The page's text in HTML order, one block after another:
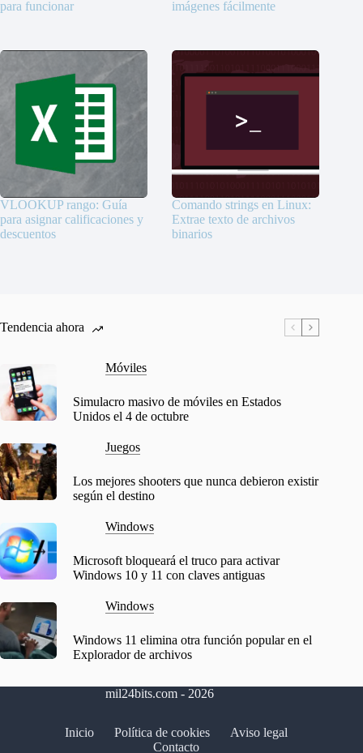
para funcionar
imágenes fácilmente
VLOOKUP rango: Guía
para asignar calificaciones y
descuentos
Comando strings en Linux:
Extrae texto de archivos
binarios
Tendencia ahora
Móviles
Simulacro masivo de móviles en Estados
Unidos el 4 de octubre
Juegos
Los mejores shooters que nunca debieron existir
según el destino
Windows
Microsoft bloqueará el truco para activar
Windows 10 y 11 con claves antiguas
Windows
Windows 11 elimina otra función popular en el
Explorador de archivos
mil24bits.com - 2026
Inicio Política de cookies
Aviso legal
Contacto